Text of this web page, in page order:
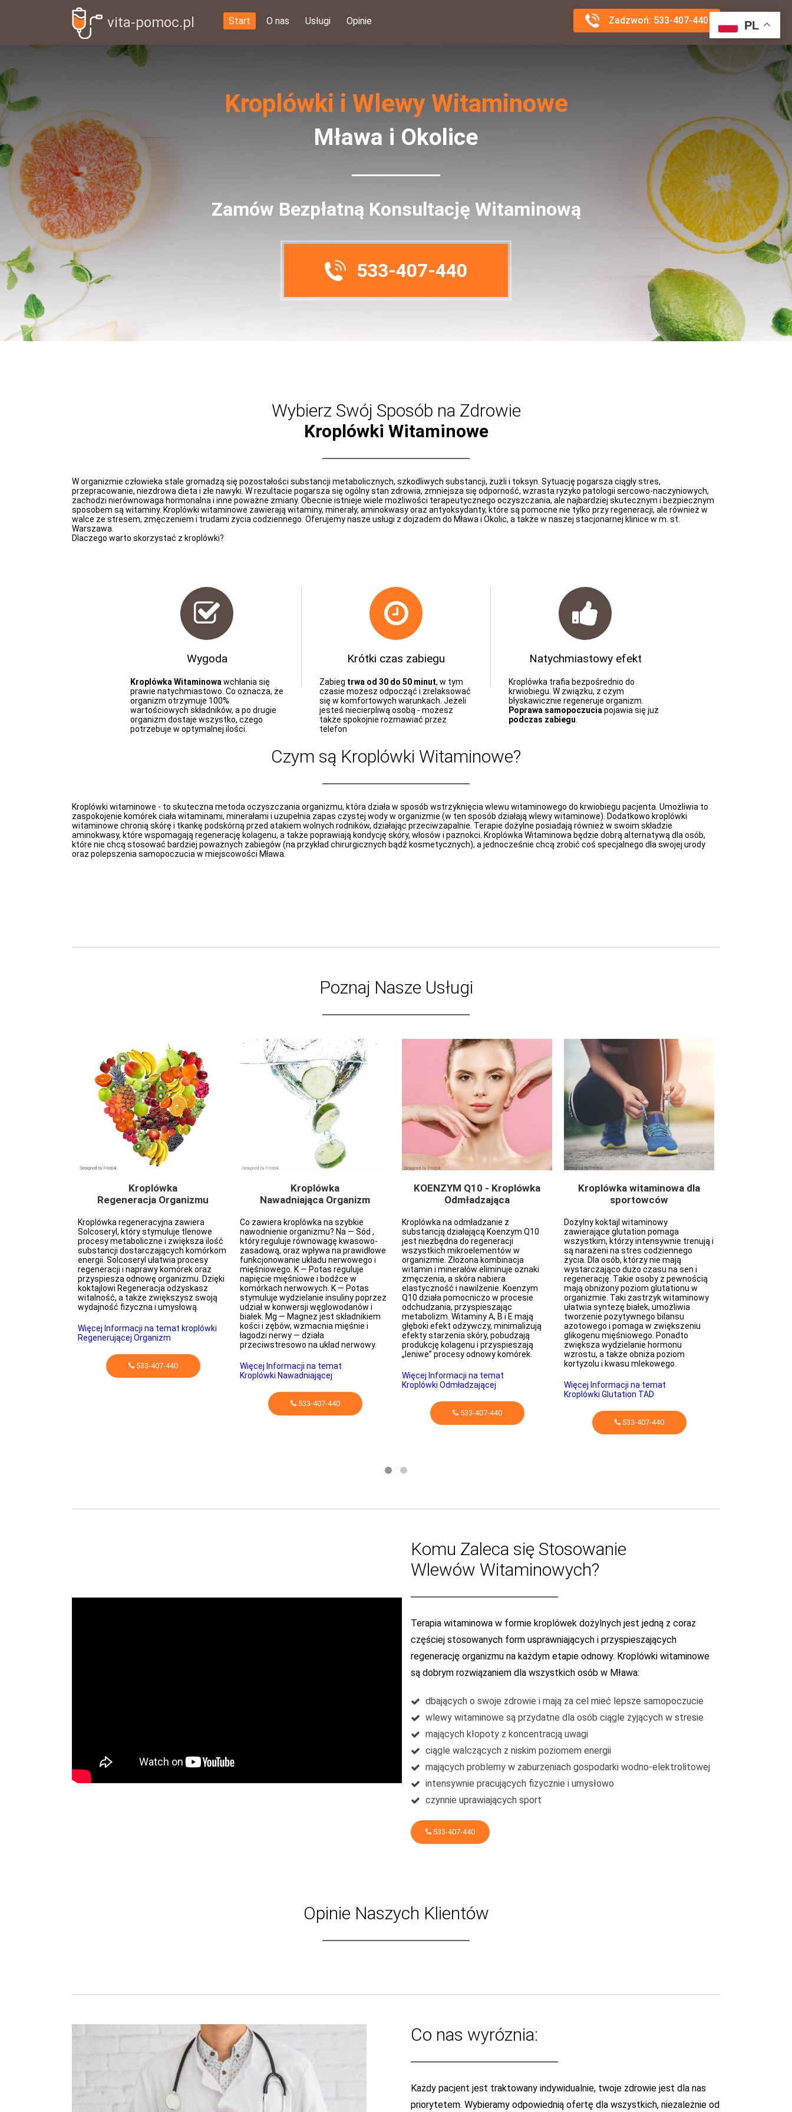
Zadzwoń: 533-407-440
vita-pomoc.pl Start O nas Usługi Opinie PL
Kroplówki i Wlewy Witaminowe
Mława i Okolice
Zamów Bezpłatną Konsultację Witaminową
533-407-440
Wybierz Swój Sposób na Zdrowie
Kroplówki Witaminowe
W organizmie człowieka stale gromadzą się pozostałości substancji metabolicznych, szkodliwych substancji, żużli i toksyn. Sytuację pogarsza ciągły stres,
przepracowanie, niezdrowa dieta i złe nawyki. W rezultacie pogarsza się ogólny stan zdrowia, zmniejsza się odporność, wzrasta ryzyko patologii sercowo-naczyniowych,
zachodzi nierównowaga hormonalna i inne poważne zmiany. Obecnie istnieje wiele możliwości terapeutycznego oczyszczania, ale najbardziej skutecznym i bezpiecznym
sposobem są witaminy. Kroplówki witaminowe zawierają witaminy, minerały, aminokwasy oraz antyoksydanty, które są pomocne nie tylko przy regeneracji, ale również w
walce ze stresem, zmęczeniem i trudami życia codziennego. Oferujemy nasze usługi z dojzadem do Mława i Okolic, a także w naszej stacjonarnej klinice w m. st.
Warszawa.
Dlaczego warto skorzystać z kroplówki?
Wygoda
Kroplówka Witaminowa wchłania się
prawie natychmiastowo. Co oznacza, że
organizm otrzymuje 100%
wartościowych składników, a po drugie
organizm dostaje wszystko, czego
potrzebuje w optymalnej ilości.
Krótki czas zabiegu
Zabieg trwa od 30 do 50 minut, w tym
czasie możesz odpocząć i zrelaksować
się w komfortowych warunkach. Jeżeli
jesteś niecierpliwą osobą - możesz
także spokojnie rozmawiać przez
telefon
Natychmiastowy efekt
Kroplówka trafia bezpośrednio do
krwiobiegu. W związku, z czym
błyskawicznie regeneruje organizm.
Poprawa samopoczucia pojawia się już
podczas zabiegu
Czym są Kroplówki Witaminowe?
Kroplówki witaminowe - to skuteczna metoda oczyszczania organizmu, która działa w sposób wstrzyknięcia wlewu witaminowego do krwiobiegu pacjenta. Umożliwia to
zaspokojenie komórek ciała witaminami, minerałami i uzupełnia zapas czystej wody w organizmie (w ten sposób działają wlewy witaminowe). Dodatkowo kroplówki
witaminowe chronią skórę i tkankę podskórną przed atakiem wolnych rodników, działając przeciwzapalnie. Terapie dożylne posiadają również w swoim składzie
aminokwasy, które wspomagają regenerację kolagenu, a także poprawiają kondycję skóry, włosów i paznokci. Kroplówka Witaminowa będzie dobrą alternatywą dla osób,
które nie chcą stosować bardziej poważnych zabiegów (na przykład chirurgicznych bądź kosmetycznych), a jednocześnie chcą zrobić coś specjalnego dla swojej urody
oraz polepszenia samopoczucia w miejscowości Mława.
Poznaj Nasze Usługi
Kroplówka
Regeneracja Organizmu
Kroplówka regeneracyjna zawiera
Solcoseryl, który stymuluje tlenowe
procesy metaboliczne i zwiększa ilość
substancji dostarczających komórkom
energii. Solcoseryl ułatwia procesy
regeneracji i naprawy komórek oraz
przyspiesza odnowę organizmu. Dzięki
koktajlowi Regeneracja odzyskasz
witalność, a także zwiększysz swoją
wydajność fizyczna i umysłową.
Więcej Informacji na temat kroplówki
Regenerującej Organizm
533-407-440
Kroplówka
Nawadniająca Organizm
Co zawiera kroplówka na szybkie
nawodnienie organizmu? Na — Sód ,
który reguluje równowagę kwasowo-
zasadową, oraz wpływa na prawidłowe
funkcjonowanie układu nerwowego i
mięśniowego. K — Potas reguluje
napięcie mięśniowe i bodźce w
komórkach nerwowych. K — Potas
stymuluje wydzielanie insuliny poprzez
udział w konwersji węglowodanów i
białek. Mg — Magnez jest składnikiem
kości i zębów, wzmacnia mięśnie i
łagodzi nerwy — działa
przeciwstresowo na układ nerwowy.
Więcej Informacji na temat
Kroplówki Nawadniającej
533-407-440
KOENZYM Q10 - Kroplówka
Odmładzająca
Kroplówka na odmładzanie z
substancją działającą Koenzym Q10
jest niezbędna do regeneracji
wszystkich mikroelementów w
organizmie. Złożona kombinacja
witamin i minerałów eliminuje oznaki
zmęczenia, a skóra nabiera
elastyczność i nawilżenie. Koenzym
Q10 działa pomocniczo w procesie
odchudzania, przyspieszając
metabolizm. Witaminy A, B i E mają
głęboki efekt odżywczy, minimalizują
efekty starzenia skóry, pobudzają
produkcję kolagenu i przyspieszają
„leniwe” procesy odnowy komórek.
Więcej Informacji na temat
Kroplówki Odmładzającej
533-407-440
Kroplówka witaminowa dla
sportowców
Dożylny koktajl witaminowy
zawierające glutation pomaga
wszystkim, którzy intensywnie trenują i
są narażeni na stres codziennego
życia. Dla osób, którzy nie mają
wystarczająco dużo czasu na sen i
regenerację. Takie osoby z pewnością
mają obniżony poziom glutationu w
organizmie. Taki zastrzyk witaminowy
ułatwia syntezę białek, umożliwia
tworzenie pozytywnego bilansu
azotowego i pomaga w zwiększeniu
glikogenu mięśniowego. Ponadto
zwiększa wydzielanie hormonu
wzrostu, a także obniża poziom
kortyzolu i kwasu mlekowego.
Więcej Informacji na temat
Kroplówki Glutation TAD
533-407-440
Komu Zaleca się Stosowanie
Wlewów Witaminowych?
Terapia witaminowa w formie kroplówek dożylnych jest jedną z coraz
częściej stosowanych form usprawniających i przyspieszających
regenerację organizmu na każdym etapie odnowy. Kroplówki witaminowe
są dobrym rozwiązaniem dla wszystkich osób w Mława:
dbających o swoje zdrowie i mają za cel mieć lepsze samopoczucie
wlewy witaminowe są przydatne dla osób ciągle żyjących w stresie
mających kłopoty z koncentracją uwagi
ciągle walczących z niskim poziomem energii
mających problemy w zaburzeniach gospodarki wodno-elektrolitowej
intensywnie pracujących fizycznie i umysłowo
czynnie uprawiających sport
533-407-440
Opinie Naszych Klientów
Co nas wyróznia:
Każdy pacjent jest traktowany indywidualnie, twoje zdrowie jest dla nas
priorytetem. Wybieramy odpowiednią ofertę dla wszystkich, niezależnie od